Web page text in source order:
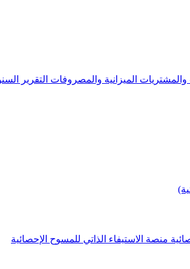
والمشتريات الميزانية والمصروفات التقرير
منصة الاستيفاء الذاتي للمسوح الإحصائية